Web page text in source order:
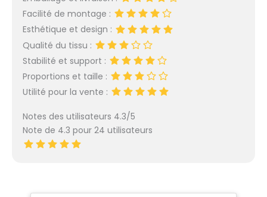
Facilité de montage :
Esthétique et design :
Qualité du tissu :
Stabilité et support :
Proportions et taille :
Utilité pour la vente :
Notes des utilisateurs 4.3/5
Note de 4.3 pour 24 utilisateurs